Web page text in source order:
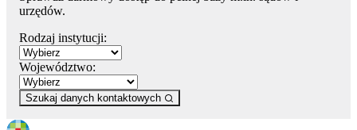
urzędów.
Rodzaj instytucji:
Województwo:
Szukaj danych kontaktowych